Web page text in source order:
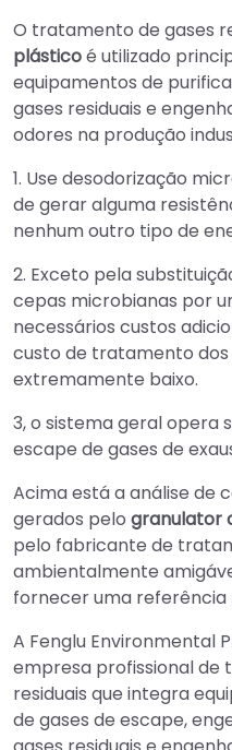
O tratamento de gases
plásticoé utilizado
equipamentos de
gases residuais e
odores na produção
1. Use desodorização
de gerar alguma
nenhum outro tipo de
2. Exceto pela
cepas microbianas por
necessários custos
custo de tratamento dos
extremamente baixo.
3, o sistema geral opera
escape de gases de
Acima está a análise de
gerados pelo granulator
pelo fabricante de
ambientalmente
fornecer uma referência
A Fenglu Environmental
empresa profissional de
residuais que integra
de gases de escape,